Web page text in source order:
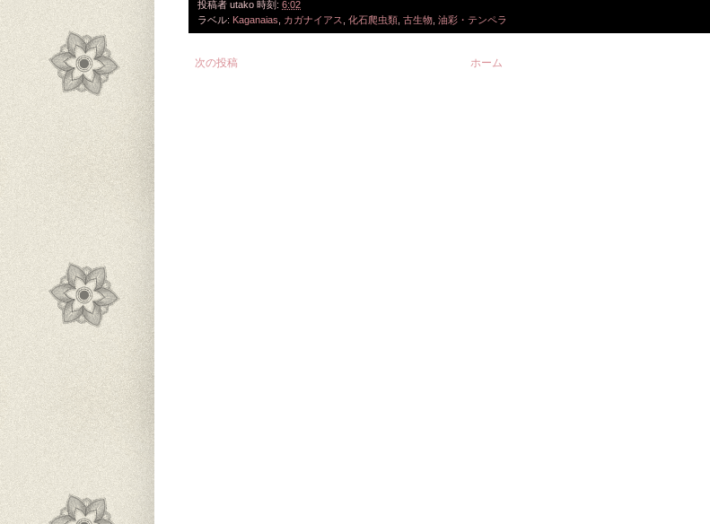
投稿者 utako 時刻: 6:02
ラベル: Kaganaias カガナイアス 化石爬虫類 古生物 油彩・テンペラ
次の投稿 ホーム